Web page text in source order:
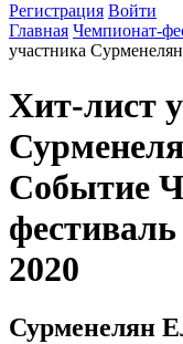
Регистрация Войти
Главная Чемпионат-
участника
Хит-лист
Событие
2020
Сурменелян